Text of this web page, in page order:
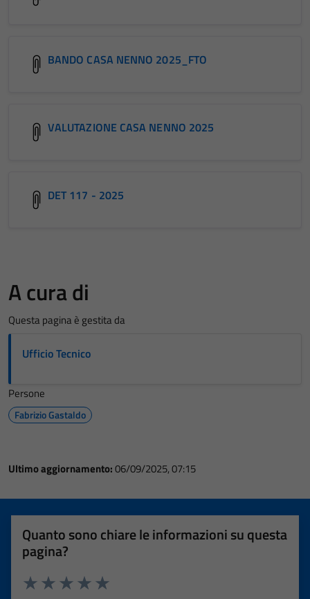
BANDO CASA NENNO 2025_FTO
VALUTAZIONE CASA NENNO 2025
DET 117 - 2025
A cura di
Questa pagina è gestita da
Ufficio Tecnico
Persone
Fabrizio Gastaldo
Ultimo aggiornamento:06/09/2025, 07:15
Quanto sono chiare le informazioni su questa
pagina?